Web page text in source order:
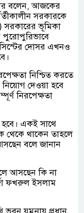
বলেন, আজকের
সরকারকে
সরকারের ভূমিকা
পুরোপুরিভাবে
দোসর এখনও
নিশ্চিত করতে
নিয়োগ দেওয়া হবে
নিরপেক্ষতা
একই সাথে
থেকে থাকেন তাহলে
বলে জানান
আসছেন কি না
ফখরুল ইসলাম